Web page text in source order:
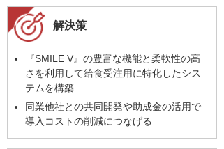
解決策
『SMILE V』の豊富な機能と柔軟性の高
さを利用して給食受注用に特化したシス
テムを構築
同業他社との共同開発や助成金の活用で
導入コストの削減につなげる